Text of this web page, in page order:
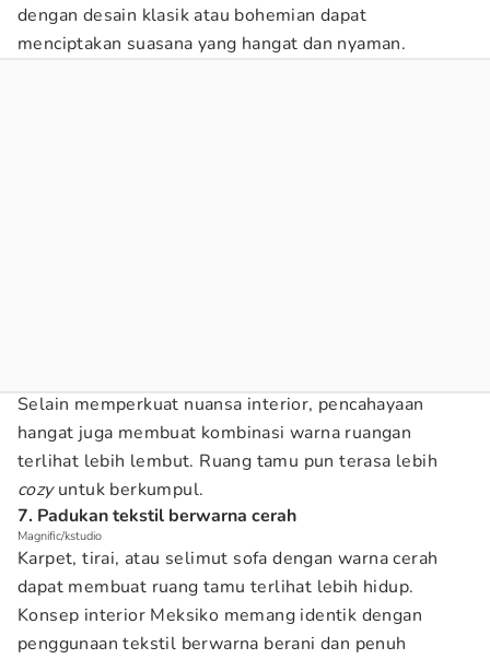
dengan desain klasik atau bohemian dapat
menciptakan suasana yang hangat dan nyaman.
Selain memperkuat nuansa interior, pencahayaan
hangat juga membuat kombinasi warna ruangan
terlihat lebih lembut. Ruang tamu pun terasa lebih
cozyuntuk berkumpul.
7. Padukan tekstil berwarna cerah
Magnific/kstudio
Karpet, tirai, atau selimut sofa dengan warna cerah
dapat membuat ruang tamu terlihat lebih hidup.
Konsep interior Meksiko memang identik dengan
penggunaan tekstil berwarna berani dan penuh